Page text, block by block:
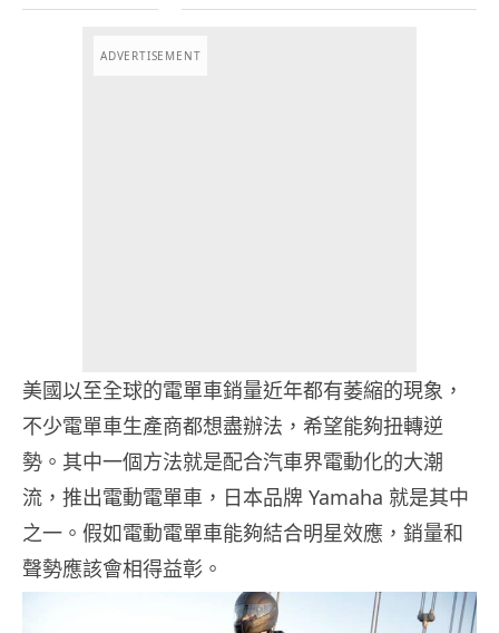
ADVERTISEMENT
美國以至全球的電單車銷量近年都有萎縮的現象，
不少電單車生產商都想盡辦法，希望能夠扭轉逆
勢。其中一個方法就是配合汽車界電動化的大潮
流，推出電動電單車，日本品牌 Yamaha 就是其中
之一。假如電動電單車能夠結合明星效應，銷量和
聲勢應該會相得益彰。